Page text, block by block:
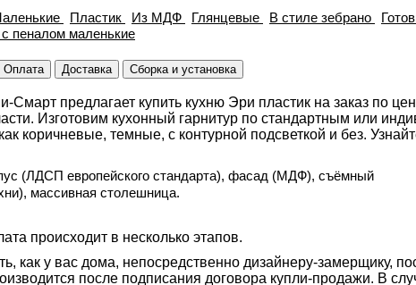
Пластик Из МДФ Глянцевые В стиле зебрано
пеналом маленькие
Оплата Доставка Сборка и установка
Смарт предлагает купить кухню Эри пластик на заказ по
Изготовим кухонный гарнитур по стандартным или
коричневые, темные, с контурной подсветкой и без.
(ЛДСП европейского стандарта), фасад (МДФ), съёмный
массивная столешница.
происходит в несколько этапов.
как у вас дома, непосредственно дизайнеру-замерщику,
после подписания договора купли-продажи. В